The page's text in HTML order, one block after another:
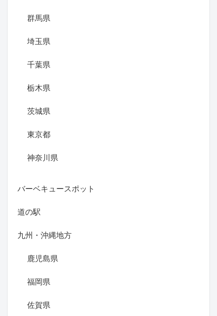
群馬県
埼玉県
千葉県
栃木県
茨城県
東京都
神奈川県
バーベキュースポット
道の駅
九州・沖縄地方
鹿児島県
福岡県
佐賀県